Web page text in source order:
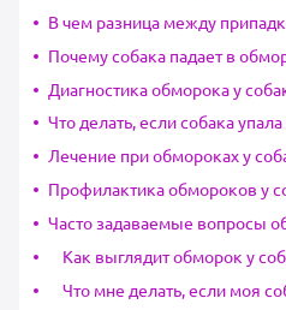
В чем разница между
Почему собака падает в
Диагностика обморока у
Что делать, если собака
Лечение при обмороках у
Профилактика обмороков у
Часто задаваемые вопросы
Как выглядит обморок у
Что мне делать, если моя